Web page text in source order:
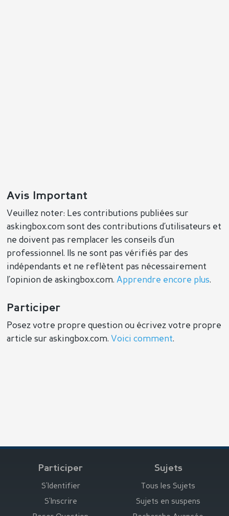
Avis Important
Veuillez noter: Les contributions publiées sur
askingbox.com sont des contributions d’utilisateurs et
ne doivent pas remplacer les conseils d’un
professionnel. Ils ne sont pas vérifiés par des
indépendants et ne reflètent pas nécessairement
l’opinion de askingbox.com.Apprendre encore plus.
Participer
Posez votre propre question ou écrivez votre propre
article sur askingbox.com. Voici comment.
Participer
S’Identifier
S’Inscrire
Sujets
Tous les Sujets
Sujets en suspens